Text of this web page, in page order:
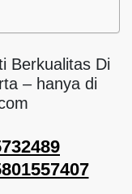
Berkualitas Di
– hanya di